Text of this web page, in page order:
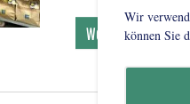
Weiterlesen
Wir
können Sie